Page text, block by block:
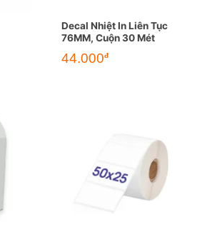
Decal Nhiệt In Liên Tục
76MM, Cuộn 30 Mét
44.000đ